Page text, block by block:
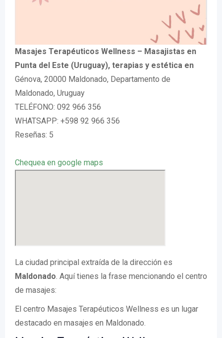
Masajes Terapéuticos Wellness – Masajistas en
Punta del Este (Uruguay), terapias y estética en
Génova, 20000 Maldonado, Departamento de
Maldonado, Uruguay
TELÉFONO: 092 966 356
WHATSAPP: +598 92 966 356
Reseñas: 5
Chequea en google maps
La ciudad principal extraída de la dirección es
Maldonado. Aquí tienes la frase mencionando el centro
de masajes:
El centro Masajes Terapéuticos Wellness es un lugar
destacado en masajes en Maldonado.